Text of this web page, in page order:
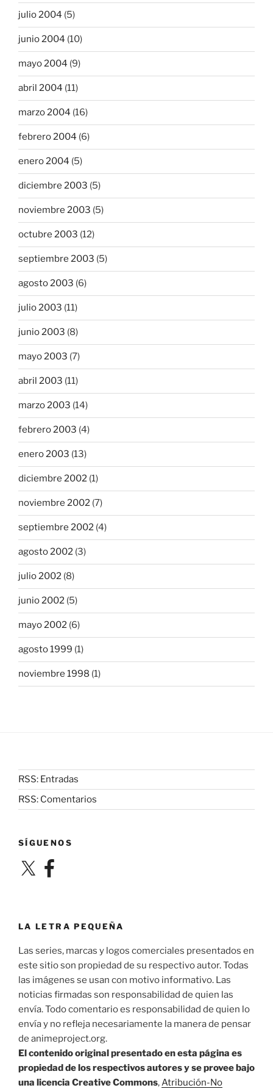
julio 2004 (5)
junio 2004 (10)
mayo 2004 (9)
abril 2004 (11)
marzo 2004 (16)
febrero 2004 (6)
enero 2004 (5)
diciembre 2003 (5)
noviembre 2003 (5)
octubre 2003 (12)
septiembre 2003 (5)
agosto 2003 (6)
julio 2003 (11)
junio 2003 (8)
mayo 2003 (7)
abril 2003 (11)
marzo 2003 (14)
febrero 2003 (4)
enero 2003 (13)
diciembre 2002 (1)
noviembre 2002 (7)
septiembre 2002 (4)
agosto 2002 (3)
julio 2002 (8)
junio 2002 (5)
mayo 2002 (6)
agosto 1999 (1)
noviembre 1998 (1)
RSS: Entradas
RSS: Comentarios
SÍGUENOS
X Facebook
LA LETRA PEQUEÑA
Las series, marcas y logos comerciales presentados en
este sitio son propiedad de su respectivo autor. Todas
las imágenes se usan con motivo informativo. Las
noticias firmadas son responsabilidad de quien las
envía. Todo comentario es responsabilidad de quien lo
envía y no refleja necesariamente la manera de pensar
de animeproject.org.
El contenido original presentado en esta página es
propiedad de los respectivos autores y se provee bajo
una licencia Creative Commons,Atribución-No